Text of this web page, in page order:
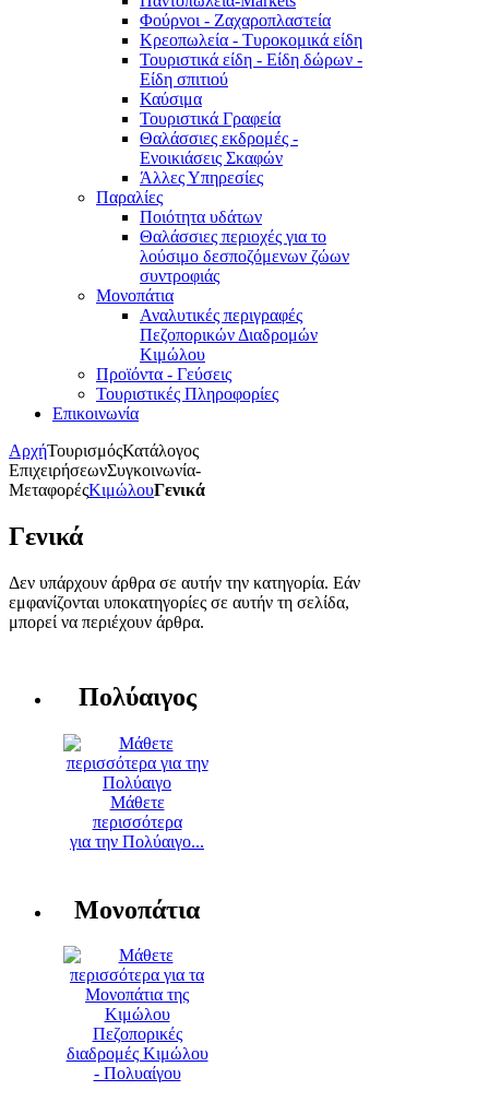
Φούρνοι - Ζαχαροπλαστεία
Κρεοπωλεία - Τυροκομικά είδη
Τουριστικά είδη - Είδη δώρων -
Είδη σπιτιού
Καύσιμα
Τουριστικά Γραφεία
Θαλάσσιες εκδρομές -
Ενοικιάσεις Σκαφών
Άλλες Υπηρεσίες
Παραλίες
Ποιότητα υδάτων
Θαλάσσιες περιοχές για το
λούσιμο δεσποζόμενων ζώων
συντροφιάς
Μονοπάτια
Αναλυτικές περιγραφές
Πεζοπορικών Διαδρομών
Κιμώλου
Προϊόντα - Γεύσεις
Τουριστικές Πληροφορίες
Επικοινωνία
ΑρχήΤουρισμόςΚατάλογος
ΕπιχειρήσεωνΣυγκοινωνία-
ΜεταφορέςΚιμώλουΓενικά
Γενικά
Δεν υπάρχουν άρθρα σε αυτήν την κατηγορία. Εάν
εμφανίζονται υποκατηγορίες σε αυτήν τη σελίδα,
μπορεί να περιέχουν άρθρα.
Πολύαιγος
Μάθετε
περισσότερα
για την Πολύαιγο...
Μονοπάτια
Πεζοπορικές
διαδρομές Κιμώλου
- Πολυαίγου